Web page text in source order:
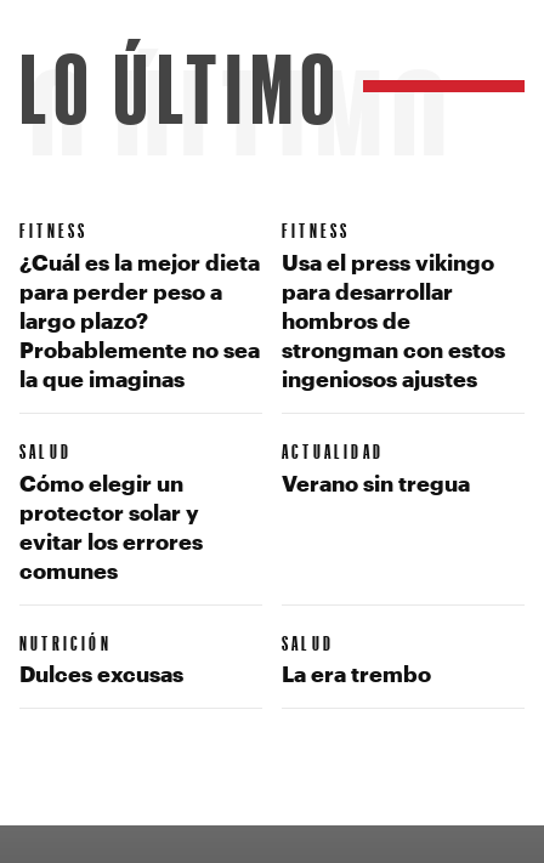
ÚLTIMO
LO ÚLTIMO
FITNESS
¿Cuál es la mejor dieta
para perder peso a
largo plazo?
Probablemente no sea
la que imaginas
FITNESS
Usa el press vikingo
para desarrollar
hombros de
strongman con estos
ingeniosos ajustes
SALUD
Cómo elegir un
protector solar y
evitar los errores
comunes
ACTUALIDAD
Verano sin tregua
NUTRICIÓN
Dulces excusas
SALUD
La era trembo